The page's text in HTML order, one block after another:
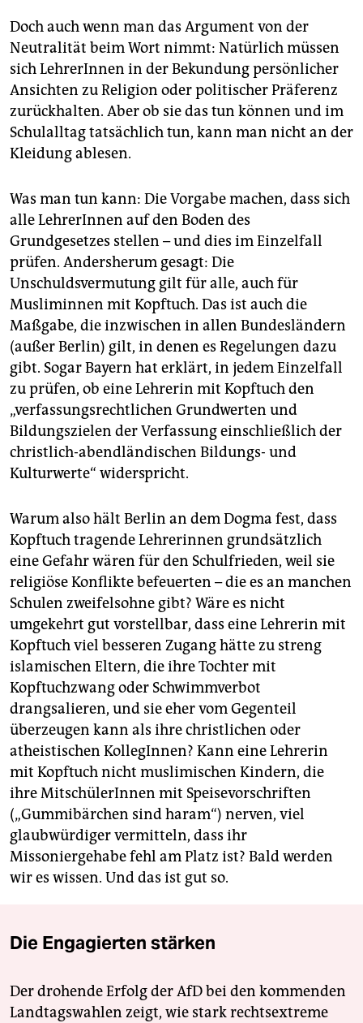
Doch auch wenn man das Argument von der
Neutralität beim Wort nimmt: Natürlich müssen
sich LehrerInnen in der Bekundung persönlicher
Ansichten zu Religion oder politischer Präferenz
zurückhalten. Aber ob sie das tun können und im
Schulalltag tatsächlich tun, kann man nicht an der
Kleidung ablesen.
Was man tun kann: Die Vorgabe machen, dass sich
alle LehrerInnen auf den Boden des
Grundgesetzes stellen – und dies im Einzelfall
prüfen. Andersherum gesagt: Die
Unschuldsvermutung gilt für alle, auch für
Musliminnen mit Kopftuch. Das ist auch die
Maßgabe, die inzwischen in allen Bundesländern
(außer Berlin) gilt, in denen es Regelungen dazu
gibt. Sogar Bayern hat erklärt, in jedem Einzelfall
zu prüfen, ob eine Lehrerin mit Kopftuch den
„verfassungsrechtlichen Grundwerten und
Bildungszielen der Verfassung einschließlich der
christlich-abendländischen Bildungs- und
Kulturwerte“ widerspricht.
Warum also hält Berlin an dem Dogma fest, dass
Kopftuch tragende Lehrerinnen grundsätzlich
eine Gefahr wären für den Schulfrieden, weil sie
religiöse Konflikte befeuerten – die es an manchen
Schulen zweifelsohne gibt? Wäre es nicht
umgekehrt gut vorstellbar, dass eine Lehrerin mit
Kopftuch viel besseren Zugang hätte zu streng
islamischen Eltern, die ihre Tochter mit
Kopftuchzwang oder Schwimmverbot
drangsalieren, und sie eher vom Gegenteil
überzeugen kann als ihre christlichen oder
atheistischen KollegInnen? Kann eine Lehrerin
mit Kopftuch nicht muslimischen Kindern, die
ihre MitschülerInnen mit Speisevorschriften
(„Gummibärchen sind haram“) nerven, viel
glaubwürdiger vermitteln, dass ihr
Missoniergehabe fehl am Platz ist? Bald werden
wir es wissen. Und das ist gut so.
Die Engagierten stärken
Der drohende Erfolg der AfD bei den kommenden
Landtagswahlen zeigt, wie stark rechtsextreme